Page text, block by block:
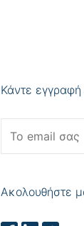
Κάντε
Ακολουθήστε